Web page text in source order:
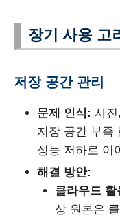
장기 사용 고
저장 공간 관리
문제 인식: 사
저장 공간 부족
성능 저하로 이
해결 방안:
클라우드 활
상 원본은